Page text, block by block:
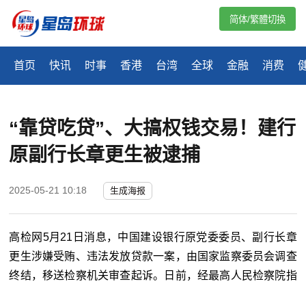
首页 快讯 时事 香港 台湾 全球 金融 消费
简体/繁體切換
“靠贷吃贷”、大搞权钱交易！建行
原副行长章更生被逮捕
2025-05-21 10:18 生成海报
高检网5月21日消息，中国建设银行原党委委员、副行长章
更生涉嫌受贿、违法发放贷款一案，由国家监察委员会调查
终结，移送检察机关审查起诉。日前，经最高人民检察院指